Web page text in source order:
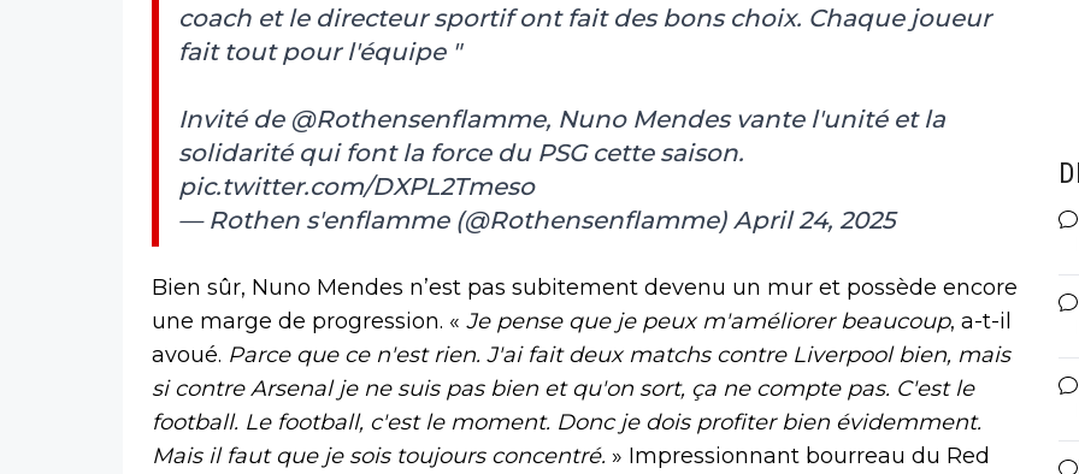
coach et le directeur sportif ont fait des bons choix. Chaque joueur
fait tout pour l'équipe "
Invité de @Rothensenflamme, Nuno Mendes vante l'unité et la
solidarité qui font la force du PSG cette saison.
pic.twitter.com/DXPL2Tmeso
— Rothen s'enflamme (@Rothensenflamme) April 24, 2025
Bien sûr, Nuno Mendes n’est pas subitement devenu un mur et possède encore
une marge de progression. « Je pense que je peux m'améliorer beaucoup, a-t-il
avoué. Parce que ce n'est rien. J'ai fait deux matchs contre Liverpool bien, mais
si contre Arsenal je ne suis pas bien et qu'on sort, ça ne compte pas. C'est le
football. Le football, c'est le moment. Donc je dois profiter bien évidemment.
Mais il faut que je sois toujours concentré. » Impressionnant bourreau du Red